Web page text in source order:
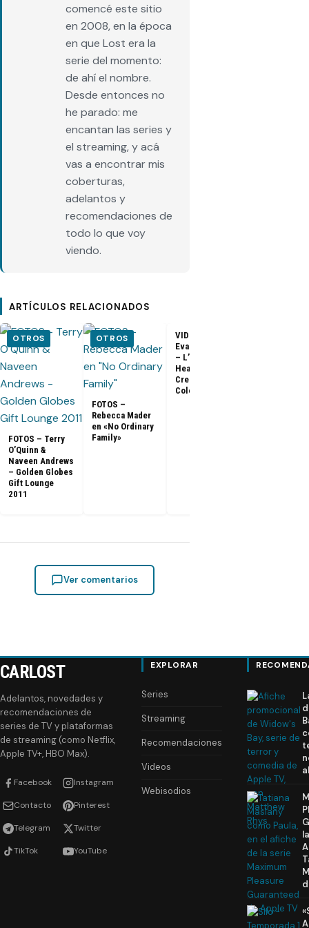
comencé este sitio
en 2008, en la época
en que Lost era la
serie del momento:
de ahí el nombre.
Desde entonces no
he parado: me
encantan las series y
el streaming, y acá
vas a encontrar mis
coberturas,
adelantos y
recomendaciones de
todo lo que voy
viendo.
ARTÍCULOS RELACIONADOS
OTROS
FOTOS – Terry
O’Quinn &
Naveen Andrews
– Golden Globes
Gift Lounge
2011
OTROS
FOTOS –
Rebecca Mader
en «No Ordinary
Family»
VIDEO –
Evangeline Lilly
– L’Oreal
Healthy Look
Creme Gloss
Color [HD]
Ver comentarios
CARLOST
Adelantos, novedades y
recomendaciones de
series de TV y plataformas
de streaming (como Netflix,
Apple TV+, HBO Max).
Facebook Instagram
Contacto Pinterest
Telegram Twitter
TikTok YouTube
EXPLORAR
Series
Streaming
Recomendaciones
Videos
Webisodios